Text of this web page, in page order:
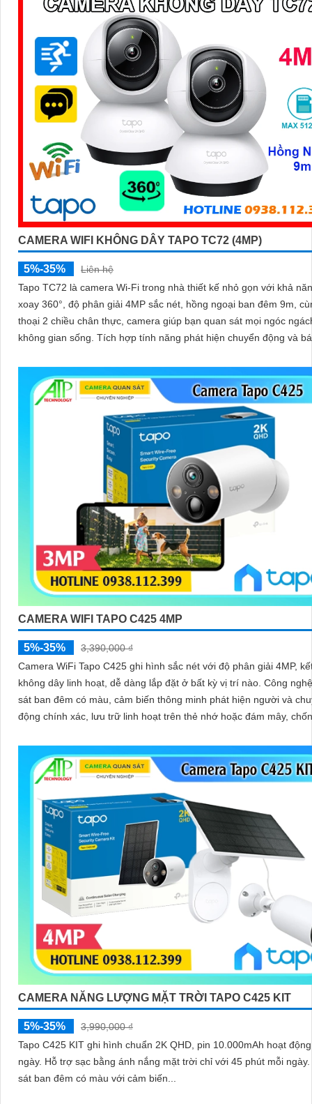
CAMERA WIFI KHÔNG DÂY TAPO TC72 (4MP)
5%-35%
Liên hệ
Tapo TC72 là camera Wi-Fi trong nhà thiết kế nhỏ gọn với khả
xoay 360°, độ phân giải 4MP sắc nét, hồng ngoại ban đêm 9m,
thoại 2 chiều chân thực, camera giúp bạn quan sát mọi ngóc
không gian sống. Tích hợp tính năng phát hiện chuyển động và báo động
CAMERA WIFI TAPO C425 4MP
5%-35%
3,390,000 ₫
Camera WiFi Tapo C425 ghi hình sắc nét với độ phân giải 4MP,
không dây linh hoạt, dễ dàng lắp đặt ở bất kỳ vị trí nào. Công nghệ quan
sát ban đêm có màu, cảm biến thông minh phát hiện người và
động chính xác, lưu trữ linh hoạt trên thẻ nhớ hoặc đám mây,
CAMERA NĂNG LƯỢNG MẶT TRỜI TAPO C425 KIT
5%-35%
3,990,000 ₫
Tapo C425 KIT ghi hình chuẩn 2K QHD, pin 10.000mAh hoạt
ngày. Hỗ trợ sạc bằng ánh nắng mặt trời chỉ với 45 phút mỗi ngày. Quan
sát ban đêm có màu với cảm biến...